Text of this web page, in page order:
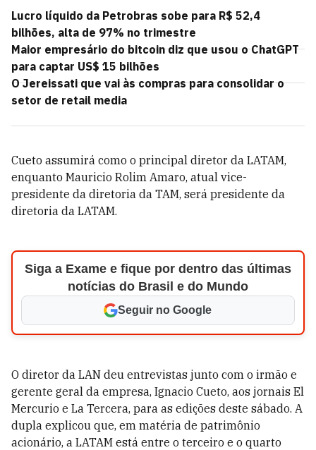
Lucro líquido da Petrobras sobe para R$ 52,4
bilhões, alta de 97% no trimestre
Maior empresário do bitcoin diz que usou o ChatGPT
para captar US$ 15 bilhões
O Jereissati que vai às compras para consolidar o
setor de retail media
Cueto assumirá como o principal diretor da LATAM,
enquanto Mauricio Rolim Amaro, atual vice-
presidente da diretoria da TAM, será presidente da
diretoria da LATAM.
Siga a Exame e fique por dentro das últimas
notícias do Brasil e do Mundo
Seguir no Google
O diretor da LAN deu entrevistas junto com o irmão e
gerente geral da empresa, Ignacio Cueto, aos jornais El
Mercurio e La Tercera, para as edições deste sábado. A
dupla explicou que, em matéria de patrimônio
acionário, a LATAM está entre o terceiro e o quarto